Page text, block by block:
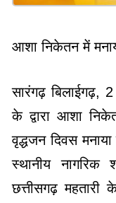
आशा निकेतन में
सारंगढ़ बिलाईगढ़,
के द्वारा आशा
वृद्धजन दिवस
स्थानीय
छत्तीसगढ़